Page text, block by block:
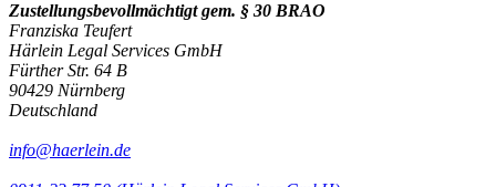
Zustellungsbevollmächtigt gem. § 30 BRAO
Franziska Teufert
Härlein Legal Services GmbH
Fürther Str. 64 B
90429 Nürnberg
Deutschland
info@haerlein.de